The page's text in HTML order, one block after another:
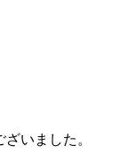
いました。